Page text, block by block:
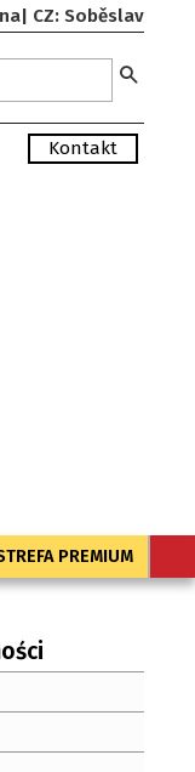
CZ: Soběslav
Kontakt
PREMIUM